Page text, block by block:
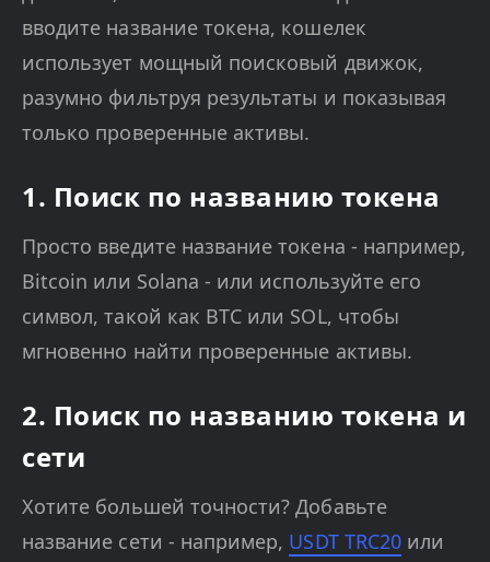
вводите название токена, кошелек
использует мощный поисковый движок,
разумно фильтруя результаты и показывая
только проверенные активы.
1. Поиск по названию токена
Просто введите название токена - например,
Bitcoin или Solana - или используйте его
символ, такой как BTC или SOL, чтобы
мгновенно найти проверенные активы.
2. Поиск по названию токена и
сети
Хотите большей точности? Добавьте
название сети - например, USDT TRC20или